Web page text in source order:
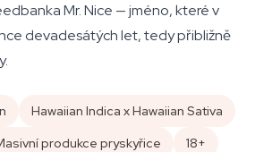
Mr. Nice — jméno, které v
devadesátých let, tedy přibližně
Hawaiian Indica x Hawaiian Sativa
produkce pryskyřice 18+